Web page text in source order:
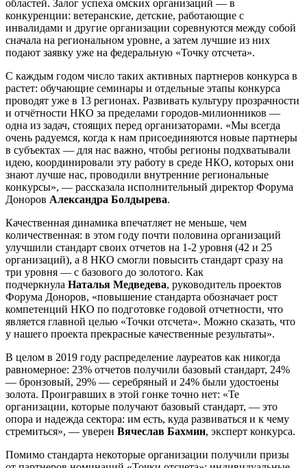
областей. Залог успеха омских организаций — в
конкуренции: ветеранские, детские, работающие с
инвалидами и другие организации соревнуются между собой
сначала на региональном уровне, а затем лучшие из них
подают заявку уже на федеральную «Точку отсчета».
С каждым годом число таких активных партнеров конкурса в
растет: обучающие семинары и отдельные этапы конкурса
проводят уже в 13 регионах. Развивать культуру прозрачности
и отчётности НКО за пределами городов-милионников —
одна из задач, стоящих перед организаторами. «Мы всегда
очень радуемся, когда к нам присоединяются новые партнеры
в субъектах — для нас важно, чтобы регионы подхватывали
идею, координировали эту работу в среде НКО, которых они
знают лучше нас, проводили внутренние региональные
конкурсы», — рассказала исполнительный директор Форума
Доноров Александра Болдырева.
Качественная динамика впечатляет не меньше, чем
количественная: в этом году почти половина организаций
улучшили стандарт своих отчетов на 1-2 уровня (42 и 25
организаций), а 8 НКО смогли повысить стандарт сразу на
три уровня — с базового до золотого. Как
подчеркнула Наталья Медведева, руководитель проектов
Форума Доноров, «повышение стандарта обозначает рост
компетенций НКО по подготовке годовой отчетности, что
является главной целью «Точки отсчета». Можно сказать, что
у нашего проекта прекрасные качественные результаты».
В целом в 2019 году распределение лауреатов как никогда
равномерное: 23% отчетов получили базовый стандарт, 24%
— бронзовый, 29% — серебряный и 24% были удостоены
золота. Проигравших в этой гонке точно нет: «Те
организации, которые получают базовый стандарт, — это
опора и надежда сектора: им есть, куда развиваться и к чему
стремиться», — уверен Вячеслав Бахмин, эксперт конкурса.
Помимо стандарта некоторые организации получили призы